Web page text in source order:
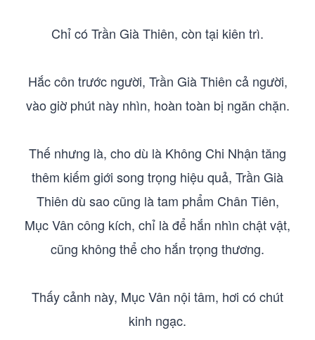
Chỉ có Trần Già Thiên, còn tại kiên trì.
Hắc côn trước người, Trần Già Thiên cả người,
vào giờ phút này nhìn, hoàn toàn bị ngăn chặn.
Thế nhưng là, cho dù là Không Chi Nhận tăng
thêm kiếm giới song trọng hiệu quả, Trần Già
Thiên dù sao cũng là tam phẩm Chân Tiên,
Mục Vân công kích, chỉ là để hắn nhìn chật vật,
cũng không thể cho hắn trọng thương.
Thấy cảnh này, Mục Vân nội tâm, hơi có chút
kinh ngạc.